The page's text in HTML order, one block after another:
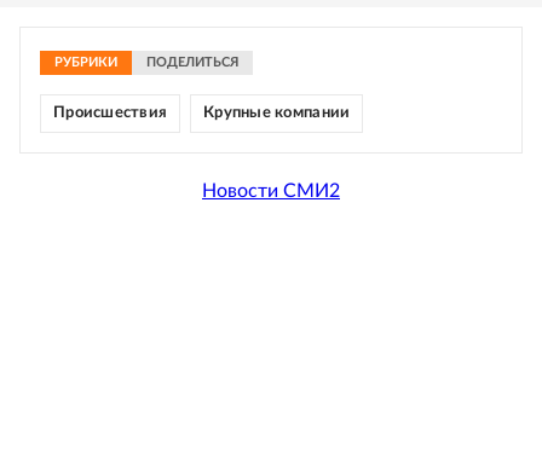
РУБРИКИ ПОДЕЛИТЬСЯ
Происшествия Крупные компании
Новости СМИ2